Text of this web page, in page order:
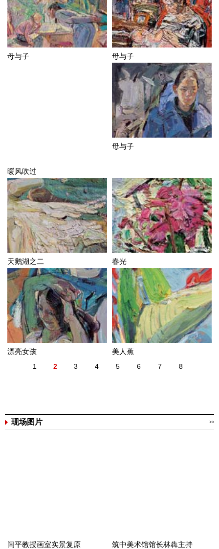
母与子 母与子
暖风吹过
母与子
天鹅湖之二 春光
漂亮女孩 美人蕉
1 2 3 4 5 6 7 8
>>
现场图片
闫平教授画室实景复原 筑中美术馆馆长林犇主持